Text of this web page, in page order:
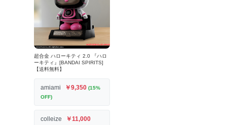
超合金 ハローキティ 2.0 『ハロ
ーキティ』[BANDAI SPIRITS]
【送料無料】
amiami ￥9,350 (15%
OFF)
colleize ￥11,000